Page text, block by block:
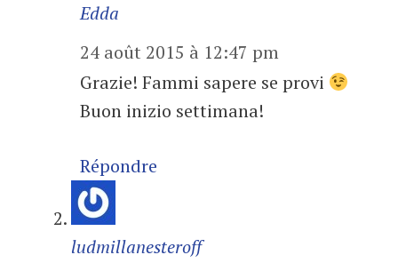
Edda
24 août 2015 à 12:47 pm
Grazie! Fammi sapere se provi
Buon inizio settimana!
Répondre
ludmillanesteroff